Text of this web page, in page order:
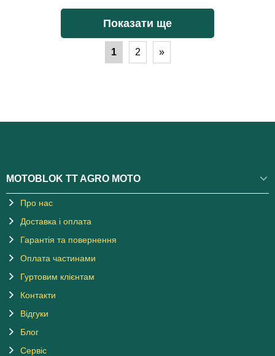
Показати ще
1 2 »
MOTOBLOK TT AGRO MOTO
Про нас
Доставка і оплата
Гарантія та повернення
Оплата частинами
Гуртовим клієнтам
Контакти
Відгуки
Блог
Сервіс